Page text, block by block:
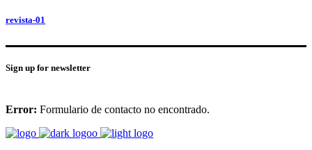
revista-01
Sign up for newsletter
Error: Formulario de contacto no encontrado.